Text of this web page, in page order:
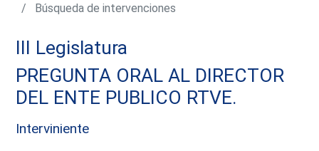
Búsqueda de intervenciones
III Legislatura
PREGUNTA ORAL AL DIRECTOR
DEL ENTE PUBLICO RTVE.
Interviniente